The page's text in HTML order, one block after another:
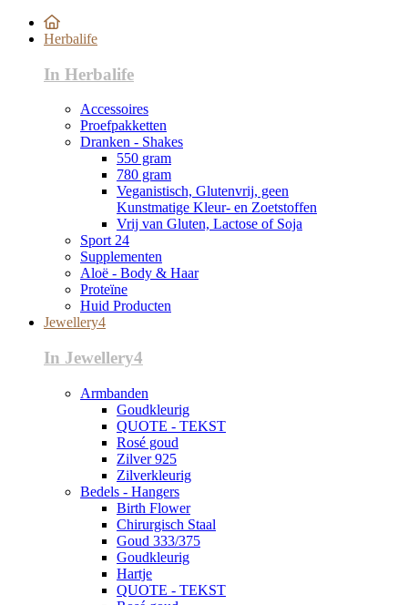
Herbalife
In Herbalife
Accessoires
Proefpakketten
Dranken - Shakes
550 gram
780 gram
Veganistisch, Glutenvrij, geen
Kunstmatige Kleur- en Zoetstoffen
Vrij van Gluten, Lactose of Soja
Sport 24
Supplementen
Aloë - Body & Haar
Proteïne
Huid Producten
Jewellery4
In Jewellery4
Armbanden
Goudkleurig
QUOTE - TEKST
Rosé goud
Zilver 925
Zilverkleurig
Bedels - Hangers
Birth Flower
Chirurgisch Staal
Goud 333/375
Goudkleurig
Hartje
QUOTE - TEKST